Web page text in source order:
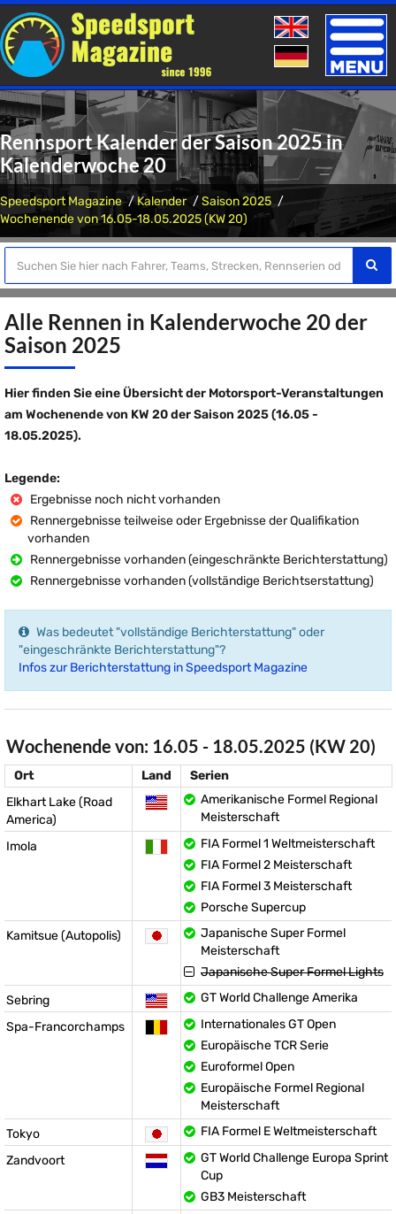
Toggle
Rennsport Kalender der Saison 2025 in
Kalenderwoche 20
Speedsport Magazine Kalender
Saison 2025
Wochenende von 16.05-18.05.2025 (KW 20)
Alle Rennen in Kalenderwoche 20 der
Saison 2025
Hier finden Sie eine Übersicht der Motorsport-Veranstaltungen
am Wochenende von KW 20 der Saison 2025 (16.05 -
18.05.2025).
Legende:
Ergebnisse noch nicht vorhanden
Rennergebnisse teilweise oder Ergebnisse der Qualifikation
vorhanden
Rennergebnisse vorhanden (eingeschränkte Berichterstattung)
Rennergebnisse vorhanden (vollständige Berichtserstattung)
Was bedeutet "vollständige Berichterstattung" oder
"eingeschränkte Berichterstattung"?
Infos zur Berichterstattung in Speedsport Magazine
Wochenende von: 16.05 - 18.05.2025 (KW 20)
Ort Land
Serien
Elkhart Lake (Road
America)
Amerikanische Formel Regional
Meisterschaft
Imola
FIA Formel 1 Weltmeisterschaft
FIA Formel 2 Meisterschaft
FIA Formel 3 Meisterschaft
Porsche Supercup
Kamitsue (Autopolis)
Japanische Super Formel
Meisterschaft
Japanische Super Formel Lights
Sebring
GT World Challenge Amerika
Spa-Francorchamps
Internationales GT Open
Europäische TCR Serie
Euroformel Open
Europäische Formel Regional
Meisterschaft
Tokyo
FIA Formel E Weltmeisterschaft
Zandvoort
GT World Challenge Europa Sprint
Cup
GB3 Meisterschaft